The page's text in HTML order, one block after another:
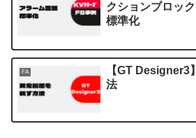
クションブロッ
標準化
FA
【GT Designer3
法